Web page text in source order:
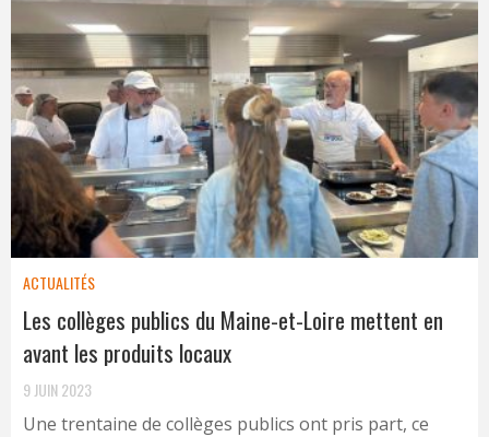
ACTUALITÉS
Les collèges publics du Maine-et-Loire mettent en
avant les produits locaux
9 JUIN 2023
Une trentaine de collèges publics ont pris part, ce